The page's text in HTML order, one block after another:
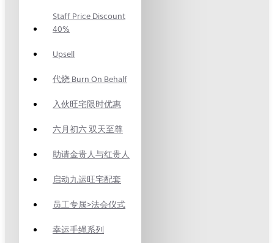
Staff Price Discount
40%
Upsell
代烧 Burn On Behalf
入伙旺宅限时优惠
六月初六 双天至尊
助请金贵人与红贵人
启动九运旺宅配套
员工专属>法会仪式
幸运手绳系列